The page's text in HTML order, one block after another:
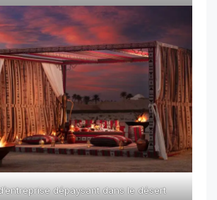
dépaysant dans le désert